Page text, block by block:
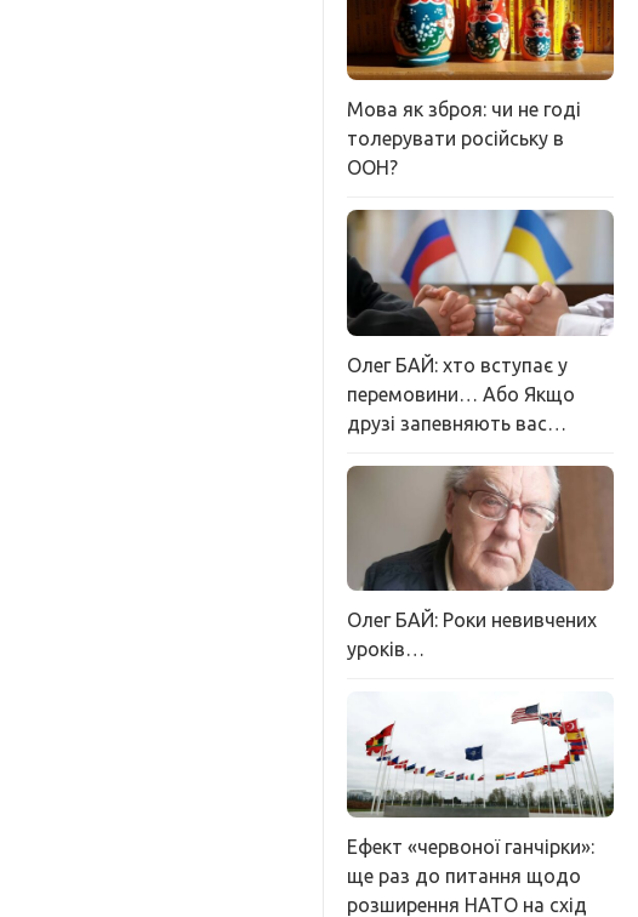
Мова як зброя: чи не годі
толерувати російську в
ООН?
Олег БАЙ: хто вступає у
перемовини… Або Якщо
друзі запевняють вас…
Олег БАЙ: Роки невивчених
уроків…
Ефект «червоної ганчірки»:
ще раз до питання щодо
розширення НАТО на схід